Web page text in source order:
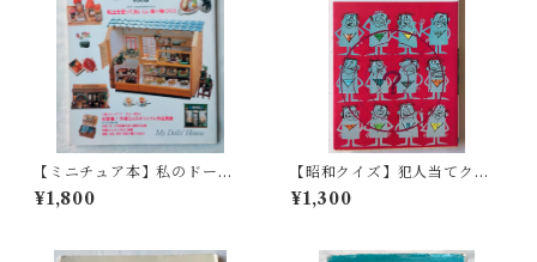
【ミニチュア本】私のドール
ハウス vol.3 粘土を使ってお
いしい食べ物づくり(1996年)
¥1,800
【昭和クイズ】犯人当てクイ
ズ ひらめきを養う本＜推理の
実験室＞富岡寿一
¥1,300